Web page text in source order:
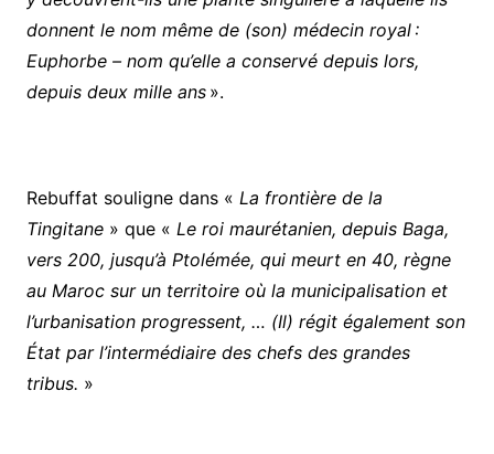
donnent le nom même de (son) médecin royal :
Euphorbe – nom qu’elle a conservé depuis lors,
depuis deux mille ans».
Rebuffat souligne dans « La frontière de la
Tingitane » que « Le roi maurétanien, depuis Baga,
vers 200, jusqu’à Ptolémée, qui meurt en 40, règne
au Maroc sur un territoire où la municipalisation et
l’urbanisation progressent, … (Il) régit également son
État par l’intermédiaire des chefs des grandes
tribus. »